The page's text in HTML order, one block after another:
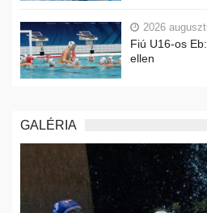
2026
Fiú U16-os
ellen
GALÉRIA